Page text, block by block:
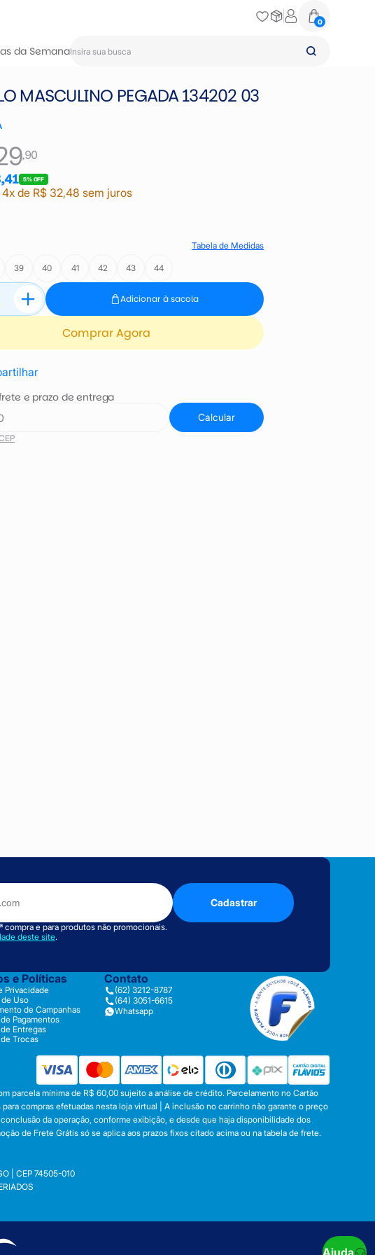
0
da Semana
MASCULINO PEGADA 134202 03
,90
5% OFF
de R$ 32,48 sem juros
Tabela de Medidas
39 40 41 42 43 44
Adicionar à sacola
Comprar Agora
e prazo de entrega
Calcular
Cadastrar
e para produtos não promocionais.
deste site.
e Políticas
Privacidade
Uso
de Campanhas
Pagamentos
Entregas
Trocas
Contato
(62) 3212-8787
(64) 3051-6615
Whatsapp
parcela mínima de R$ 60,00 sujeito a análise de crédito. Parcelamento no Cartão
compras efetuadas nesta loja virtual | A inclusão no carrinho não garante o preço
da operação, conforme exibição, e desde que haja disponibilidade dos
de Frete Grátis só se aplica aos prazos fixos citado acima ou na tabela de frete.
| CEP 74505-010
Ajuda